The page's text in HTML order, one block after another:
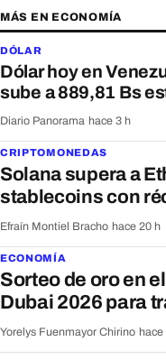
MÁS EN ECONOMÍA
DÓLAR
Dólar hoy en
sube a 889,81 Bs
Diario Panorama hace 3 h
CRIPTOMONEDAS
Solana supera a
stablecoins con
Efraín Montiel Bracho hace 20 h
ECONOMÍA
Sorteo de oro en
Dubai 2026 para
Yorelys Fuenmayor Chirino